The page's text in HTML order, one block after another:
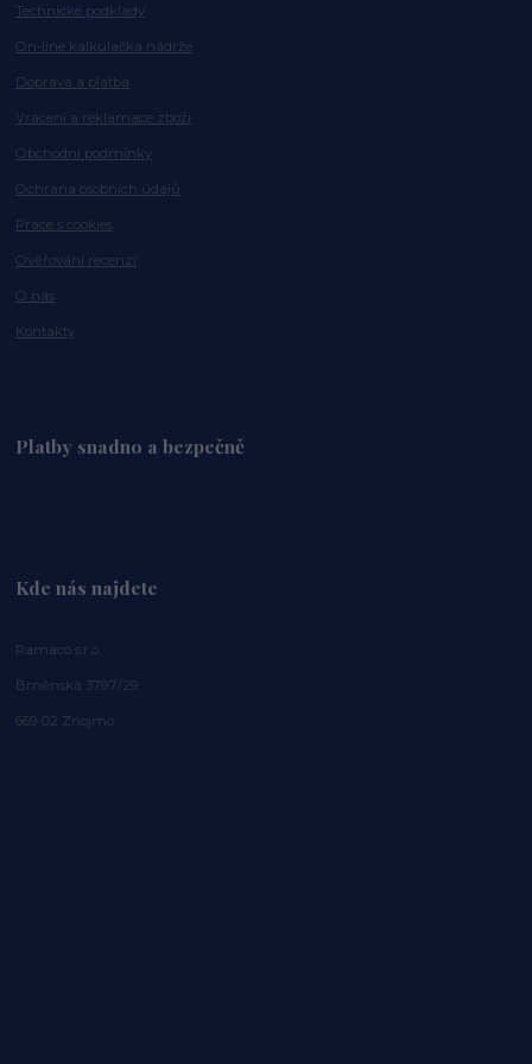
Technické podklady
On-line kalkulačka nádrže
Doprava a platba
Vrácení a reklamace zboží
Obchodní podmínky
Ochrana osobních údajů
Práce s cookies
Ověřování recenzí
O nás
Kontakty
Platby snadno a bezpečně
Kde nás najdete
Ramaco s.r.o.
Brněnská 3797/29
669 02 Znojmo